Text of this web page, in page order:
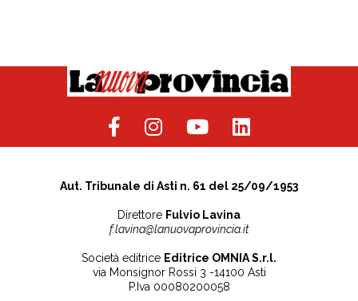
Aut. Tribunale di Asti n. 61 del 25/09/1953
Direttore Fulvio Lavina
f.lavina@lanuovaprovincia.it
Società editrice Editrice OMNIA S.r.l.
via Monsignor Rossi 3 -14100 Asti
P.Iva 00080200058